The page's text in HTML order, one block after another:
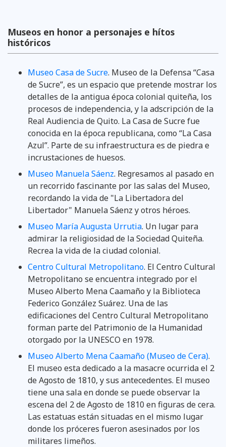
Museos en honor a personajes e hítos
históricos
Museo Casa de Sucre. Museo de la Defensa “Casa
de Sucre”, es un espacio que pretende mostrar los
detalles de la antigua época colonial quiteña, los
procesos de independencia, y la adscripción de la
Real Audiencia de Quito. La Casa de Sucre fue
conocida en la época republicana, como “La Casa
Azul”. Parte de su infraestructura es de piedra e
incrustaciones de huesos.
Museo Manuela Sáenz. Regresamos al pasado en
un recorrido fascinante por las salas del Museo,
recordando la vida de "La Libertadora del
Libertador" Manuela Sáenz y otros héroes.
Museo María Augusta Urrutia. Un lugar para
admirar la religiosidad de la Sociedad Quiteña.
Recrea la vida de la ciudad colonial.
Centro Cultural Metropolitano. El Centro Cultural
Metropolitano se encuentra integrado por el
Museo Alberto Mena Caamaño y la Biblioteca
Federico González Suárez. Una de las
edificaciones del Centro Cultural Metropolitano
forman parte del Patrimonio de la Humanidad
otorgado por la UNESCO en 1978.
Museo Alberto Mena Caamaño (Museo de Cera).
El museo esta dedicado a la masacre ocurrida el 2
de Agosto de 1810, y sus antecedentes. El museo
tiene una sala en donde se puede observar la
escena del 2 de Agosto de 1810 en figuras de cera.
Las estatuas están situadas en el mismo lugar
donde los próceres fueron asesinados por los
militares limeños.